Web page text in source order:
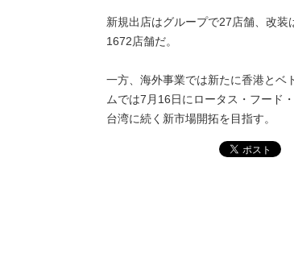
新規出店はグループで27店舗、改
1672店舗だ。
一方、海外事業では新たに香港とベ
ムでは7月16日にロータス・フード
台湾に続く新市場開拓を目指す。